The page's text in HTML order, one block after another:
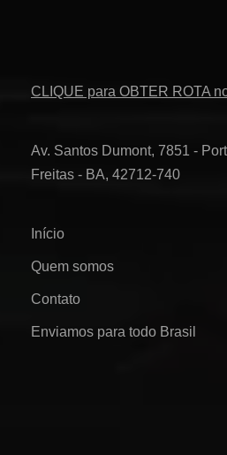
CLIQUE para OBTER ROTA
Av. Santos Dumont, 7851 -
Freitas - BA, 42712-740
Início
Quem somos
Contato
Enviamos para todo Brasil